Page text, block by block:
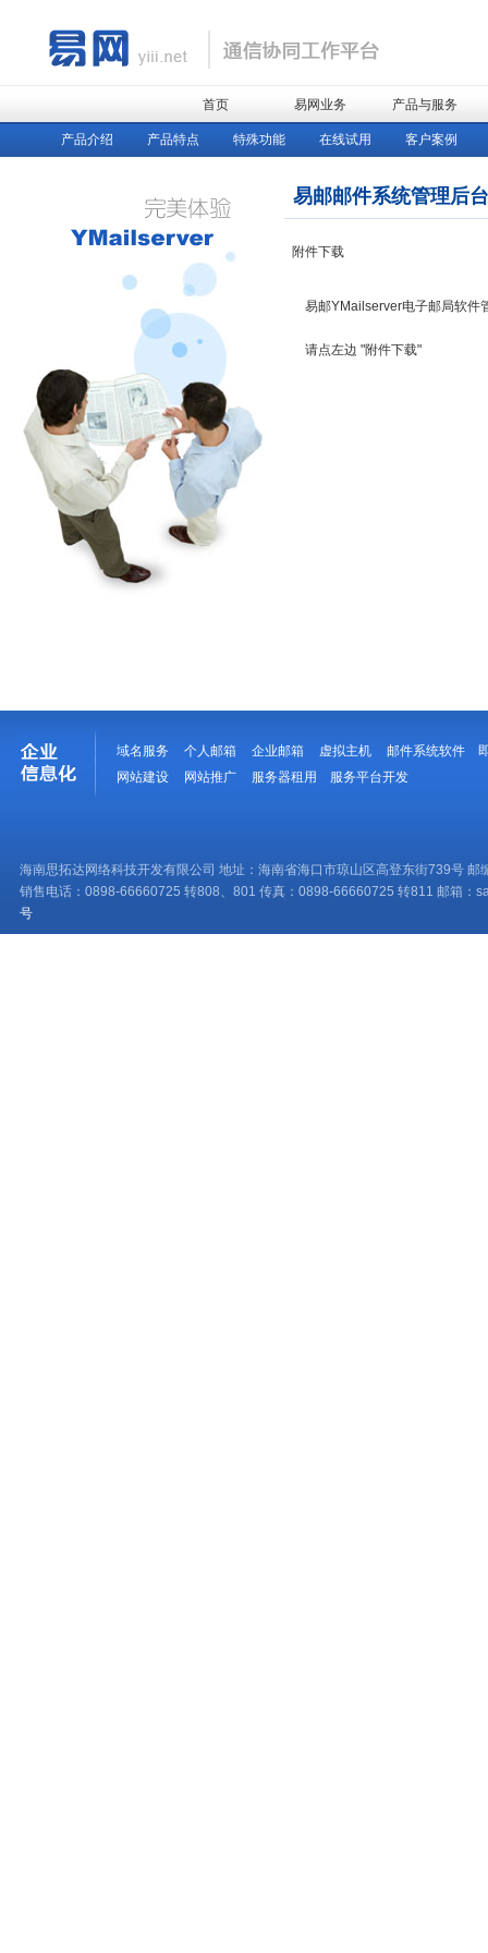
首页 易网业务 产品与服务
产品介绍 产品特点 特殊功能 在线试用 客户案例
易邮邮件系统管理后
附件下载
易邮YMailserver电子邮局软件
请点左边 "附件下载"
域名服务 个人邮箱 企业邮箱 虚拟主机 邮件系统软件
网站建设
网站推广 服务器租用 服务平台开发
海南思拓达网络科技开发有限公司 地址：海南省海口市琼山区高登东街739号 邮
销售电话：0898-66660725 转808、801 传真：0898-66660725 转811 邮箱：
号